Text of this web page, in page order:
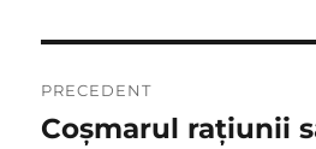
în
PRECEDENT
Articolul
Coșmarul rațiunii